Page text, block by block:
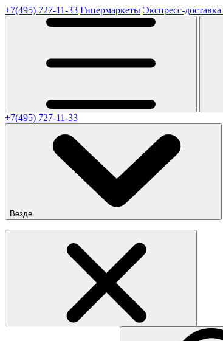
+7(495) 727-11-33 Гипермаркеты Экспресс-доставка
+7(495) 727-11-33
Везде